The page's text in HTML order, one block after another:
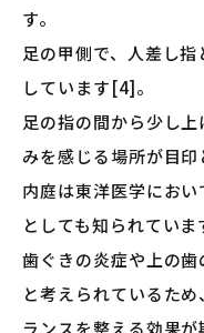
す。
足の甲側で、人差し
しています[4]。
足の指の間から少し
みを感じる場所が目印
内庭は東洋医学にお
としても知られていま
歯ぐきの炎症や上の
と考えられているた
ランスを整える効果が